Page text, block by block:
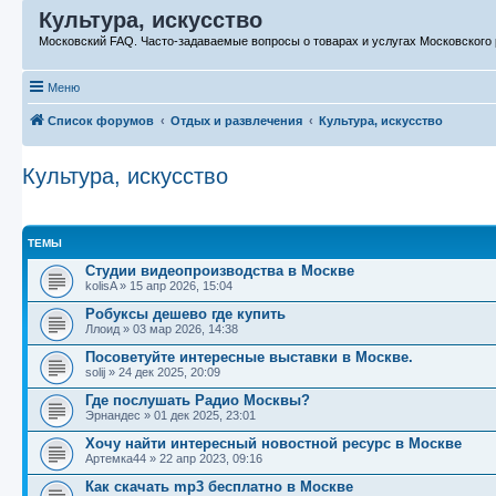
Культура, искусство
Московский FAQ. Часто-задаваемые вопросы о товарах и услугах Московского
Меню
Список форумов Отдых и развлечения Культура, искусство
Культура, искусство
ТЕМЫ
Студии видеопроизводства в Москве
kolisA» 15 апр 2026, 15:04
Робуксы дешево где купить
Ллоид » 03 мар 2026, 14:38
Посоветуйте интересные выставки в Москве.
solij » 24 дек 2025, 20:09
Где послушать Радио Москвы?
Эрнандес » 01 дек 2025, 23:01
Хочу найти интересный новостной ресурс в Москве
Артемка44 » 22 апр 2023, 09:16
Как скачать mp3 бесплатно в Москве